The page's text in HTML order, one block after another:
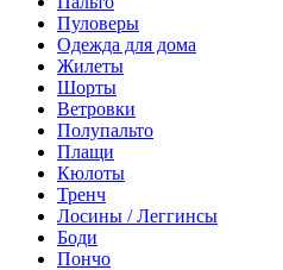
Пуловеры
Одежда для дома
Жилеты
Шорты
Ветровки
Полупальто
Плащи
Кюлоты
Тренч
Лосины / Леггинсы
Боди
Пончо